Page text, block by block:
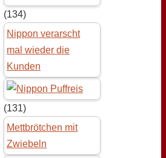
(134)
Nippon verarscht
mal wieder die
Kunden
(131)
Mettbrötchen mit
Zwiebeln